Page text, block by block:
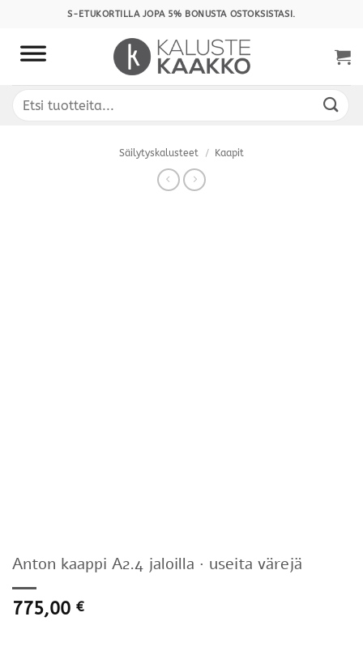
content
S-ETUKORTILLA JOPA 5% BONUSTA OSTOKSISTASI.
Etsi:
Säilytyskalusteet / Kaapit
Anton kaappi A2.4 jaloilla · useita värejä
775,00 €